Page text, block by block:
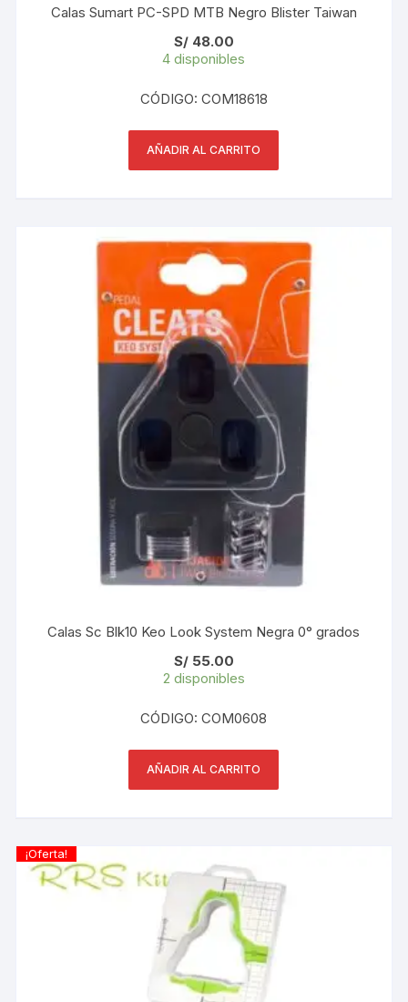
Calas Sumart PC-SPD MTB Negro Blister Taiwan
S/48.00
4 disponibles
CÓDIGO: COM18618
AÑADIR AL CARRITO
Calas Sc Blk10 Keo Look System Negra 0° grados
S/55.00
2 disponibles
CÓDIGO: COM0608
AÑADIR AL CARRITO
¡Oferta!